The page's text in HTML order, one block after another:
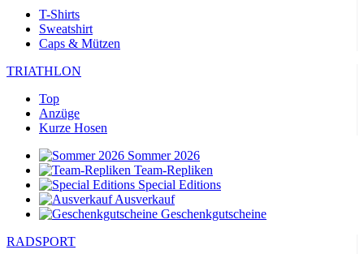
T-Shirts
Sweatshirt
Caps & Mützen
TRIATHLON
Top
Anzüge
Kurze Hosen
Sommer 2026
Team-Repliken
Special Editions
Ausverkauf
Geschenkgutscheine
RADSPORT